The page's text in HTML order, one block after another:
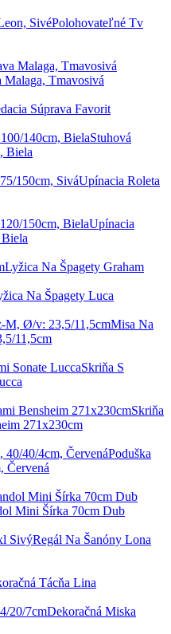
Polohovateľné Tv
Malaga, Tmavosivá
Súprava Favorit
Stuhová
Biela
Upínacia Roleta
Upínacia
Lyžica Na Špagety Graham
Na Špagety Luca
Misa Na
11,5cm
Skriňa S
Skriňa
271x230cm
Poduška
Červená
Mini Šírka 70cm Dub
Regál Na Šanóny Lona
Tácňa Lina
Dekoračná Miska